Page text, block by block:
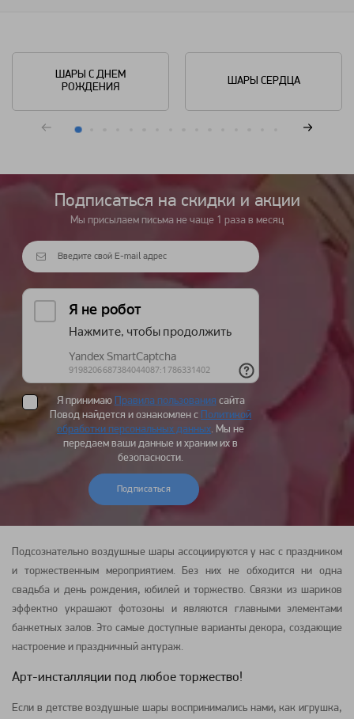
ШАРЫ С ДНЕМ
РОЖДЕНИЯ
ШАРЫ СЕРДЦА
Подписаться на cкидки и акции
Мы присылаем письма не чаще 1 раза в месяц
Я принимаю Правила пользования сайта
Повод найдется и ознакомлен с Политикой
обработки персональных данных. Мы не
передаем ваши данные и храним их в
безопасности.
Подписаться
Подсознательно воздушные шары ассоциируются у нас с праздником
и торжественным мероприятием. Без них не обходится ни одна
свадьба и день рождения, юбилей и торжество. Связки из шариков
эффектно украшают фотозоны и являются главными элементами
банкетных залов. Это самые доступные варианты декора, создающие
настроение и праздничный антураж.
Арт-инсталляции под любое торжество!
Если в детстве воздушные шары воспринимались нами, как игрушка,